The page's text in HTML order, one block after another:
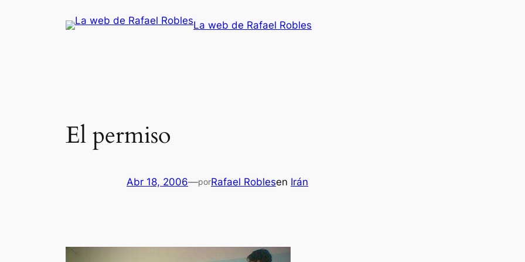
La web de Rafael Robles
El permiso
Abr 18, 2006—porRafael Roblesen Irán